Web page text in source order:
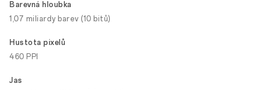
Barevná hloubka
1,07 miliardy barev (10 bitů)
Hustota pixelů
460 PPI
Jas